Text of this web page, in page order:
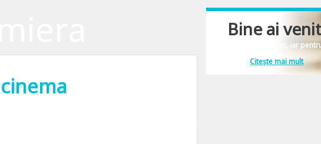
Pro. O comedie romaneasca spumoasa, cu o distributie de zile mari. Si pentru ca
Bine ai
Îmi place să comunic, iar
Citește mai mult